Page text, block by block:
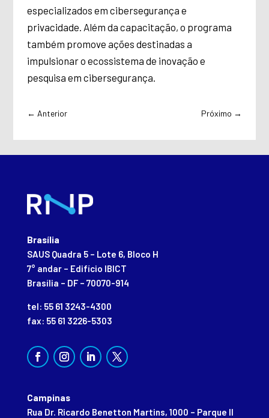
especializados em cibersegurança e
privacidade. Além da capacitação, o programa
também promove ações destinadas a
impulsionar o ecossistema de inovação e
pesquisa em cibersegurança.
← Anterior Próximo →
Brasília
SAUS Quadra 5 – Lote 6, Bloco H
7° andar – Edifício IBICT
Brasília – DF – 70070-914
tel: 55 61 3243-4300
fax: 55 61 3226-5303
Campinas
Rua Dr. Ricardo Benetton Martins, 1000 – Parque II